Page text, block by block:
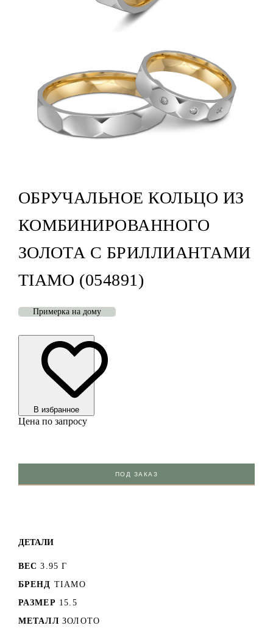
ОБРУЧАЛЬНОЕ КОЛЬЦО ИЗ
КОМБИНИРОВАННОГО
ЗОЛОТА С БРИЛЛИАНТАМИ
TIAMO (054891)
Примерка на дому
В избранноe
Цена по запросу
ПОД ЗАКАЗ
ДЕТАЛИ
ВЕС 3.95 Г
БРЕНД TIAMO
РАЗМЕР 15.5
МЕТАЛЛ ЗОЛОТО